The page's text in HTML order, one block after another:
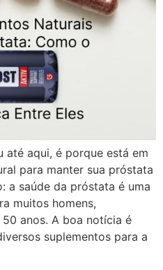
até aqui, é porque está em
para manter sua próstata
a saúde da próstata é uma
muitos homens,
anos. A boa notícia é
suplementos para a